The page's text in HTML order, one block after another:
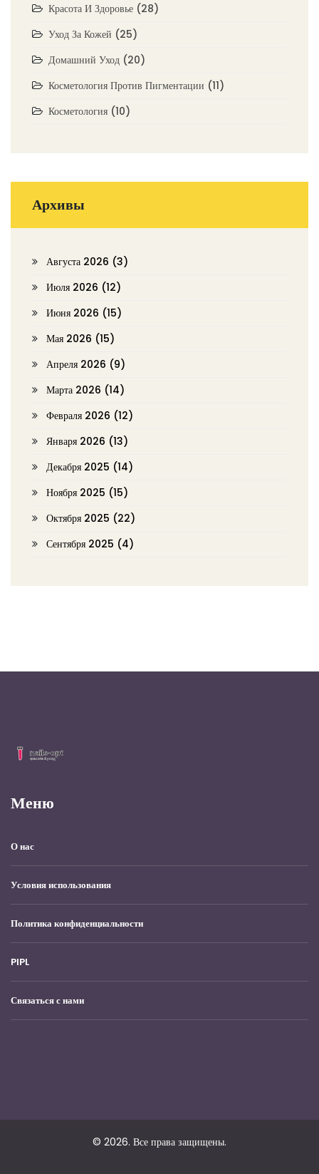
Красота И Здоровье (28)
Уход За Кожей (25)
Домашний Уход (20)
Косметология Против Пигментации (11)
Косметология (10)
Архивы
Августа 2026 (3)
Июля 2026 (12)
Июня 2026 (15)
Мая 2026 (15)
Апреля 2026 (9)
Марта 2026 (14)
Февраля 2026 (12)
Января 2026 (13)
Декабря 2025 (14)
Ноября 2025 (15)
Октября 2025 (22)
Сентября 2025 (4)
Меню
О нас
Условия использования
Политика конфиденциальности
PIPL
Связаться с нами
© 2026. Все права защищены.